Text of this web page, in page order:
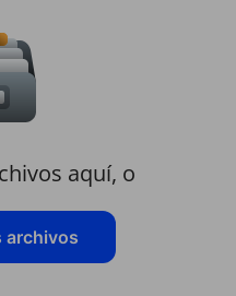
aquí, o
archivos